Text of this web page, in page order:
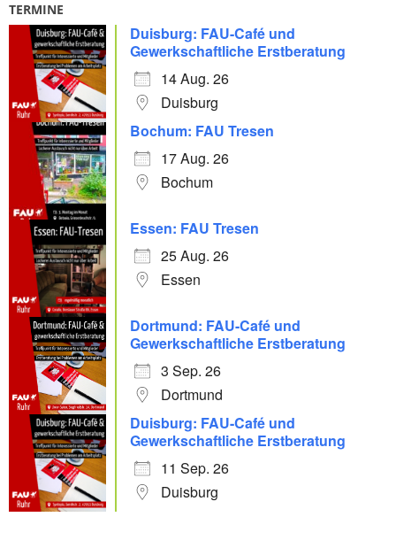
TERMINE
Duisburg: FAU-Café und
Gewerkschaftliche Erstberatung
14 Aug. 26
Duisburg
Bochum: FAU Tresen
17 Aug. 26
Bochum
Essen: FAU Tresen
25 Aug. 26
Essen
Dortmund: FAU-Café und
Gewerkschaftliche Erstberatung
3 Sep. 26
Dortmund
Duisburg: FAU-Café und
Gewerkschaftliche Erstberatung
11 Sep. 26
Duisburg